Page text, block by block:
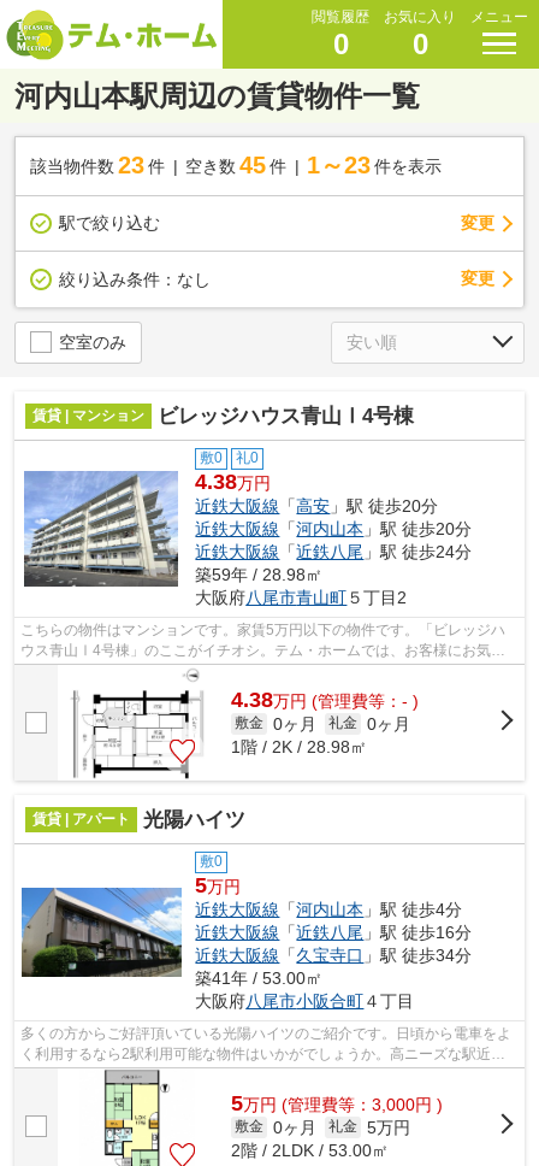
閲覧履歴
0
お気に入り
0
メニュー
河内山本駅周辺の賃貸物件一覧
該当物件数 23件 空き数 45 件 1～23 件を表示
駅で絞り込む 変更
絞り込み条件： なし 変更
空室のみ
賃貸 | マンション ビレッジハウス青山Ⅰ4号棟
敷0 礼0
4.38万円
近鉄大阪線 「高安 」駅 徒歩20分
近鉄大阪線 「河内山本 」駅 徒歩20分
近鉄大阪線 「近鉄八尾 」駅 徒歩24分
築59年 / 28.98㎡
大阪府八尾市青山町５丁目2
こちらの物件はマンションです。家賃5万円以下の物件です。「ビレッジハ
ウス青山Ⅰ4号棟」のここがイチオシ。テム・ホームでは、お客様にお気に
入りの物件を見つけていただけるよう、ス...
4.38万円 (管理費等：- )
敷金 0ヶ月 礼金 0ヶ月
1階 / 2K / 28.98㎡
賃貸 | アパート 光陽ハイツ
敷0
5万円
近鉄大阪線 「河内山本 」駅 徒歩4分
近鉄大阪線 「近鉄八尾 」駅 徒歩16分
近鉄大阪線 「久宝寺口 」駅 徒歩34分
築41年 / 53.00㎡
大阪府八尾市小阪合町４丁目
多くの方からご好評頂いている光陽ハイツのご紹介です。日頃から電車をよ
く利用するなら2駅利用可能な物件はいかがでしょうか。高ニーズな駅近の
物件で、徒歩4分で駅に行くことができ...
5万円 (管理費等：3,000円 )
敷金 0ヶ月 礼金 5万円
2階 / 2LDK / 53.00㎡